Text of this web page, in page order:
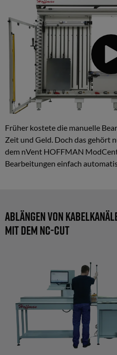
Früher kostete die manuelle
Zeit und Geld. Doch das gehört
dem nVent HOFFMAN
Bearbeitungen einfach
Ablängen von
mit dem NC-Cut